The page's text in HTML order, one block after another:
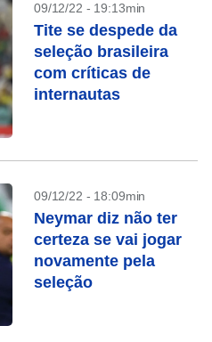
09/12/22 - 19:13min
Tite se despede da
seleção brasileira
com críticas de
internautas
09/12/22 - 18:09min
Neymar diz não ter
certeza se vai jogar
novamente pela
seleção